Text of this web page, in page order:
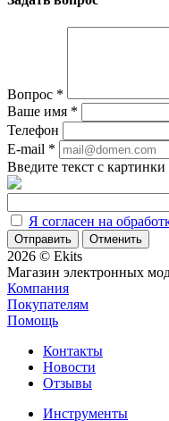
Вопрос *
Ваше имя *
Телефон
E-mail *
Введите текст с картинки
Я согласен на
Отменить
2026 © Ekits
Магазин электронных
Компания
Покупателям
Помощь
Контакты
Новости
Отзывы
Инструменты